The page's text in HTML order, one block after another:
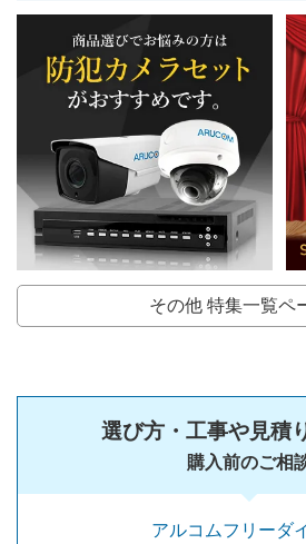
その他 特集一覧ペ
選び方・工事や見積
購入前のご相
アルコムフリーダ